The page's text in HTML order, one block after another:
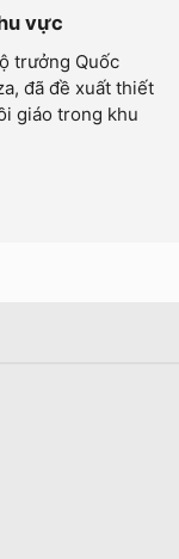
vực
trưởng Quốc
đã đề xuất thiết
giáo trong khu